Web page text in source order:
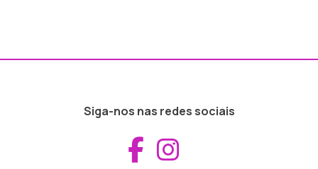
Siga-nos nas redes sociais
Aceder ao